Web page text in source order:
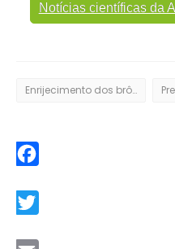
Notícias científicas da
Enrijecimento dos brônquios